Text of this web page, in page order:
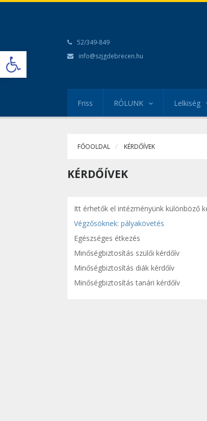
Open toolbar
52/349-849
info@szjgdebrecen.hu
Friss RÓLUNK Lelkiség
FŐOOLDAL KÉRDŐÍVEK
KÉRDŐÍVEK
Itt érhetők el intézményünk különböző
Végzősöknek: pályakövetés
Egészséges étkezés
Minőségbiztosítás szülői kérdőív
Minőségbiztosítás diák kérdőív
Minőségbiztosítás tanári kérdőív